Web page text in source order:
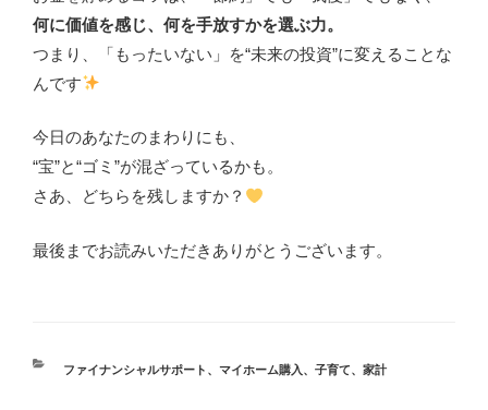
何に価値を感じ、何を手放すかを選ぶ力。
つまり、「もったいない」を“未来の投資”に変えることな
んです
今日のあなたのまわりにも、
“宝”と“ゴミ”が混ざっているかも。
さあ、どちらを残しますか？
最後までお読みいただきありがとうございます。
ファイナンシャルサポート 、 マイホーム購入 、 子育て、 家計